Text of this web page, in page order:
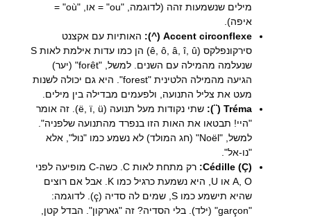
מילים שנשמעות זהה (לדוגמה, "ou" = או, "où" =
איפה).
Accent circonflexe (^):
האותיות עם אקצנט
סירקונפלקס (ê, ô, â, î, û) הן כמו עדות אילמת לאות S
שנעלמה מהמילה עם השנים. למשל, "forêt" (יער)
הגיעה מהמילה הלטינית "forest". היא גם יכולה לשנות
מעט את צליל התנועה, ולפעמים מבדילה בין מילים.
Tréma (¨):
שתי נקודות מעל תנועה (ë, ï, ü). זה אומר
"היי! תבטאו את האות הזו בנפרד מהתנועה שלפניה".
למשל, "Noël" (חג המולד) לא נשמע כמו "נול", אלא
"נו-אל".
Cédille (Ç):
רק מתחת לאות C. כשה-C מופיעה לפני
A, O או U, היא נשמעת כרגיל כמו K. אבל אם רוצים
שהיא תישמע כמו S, שמים לה סדיה (ç). לדוגמה:
"garçon" (ילד). בלי הסדיה? זה "גארקון". הבדל קטן,